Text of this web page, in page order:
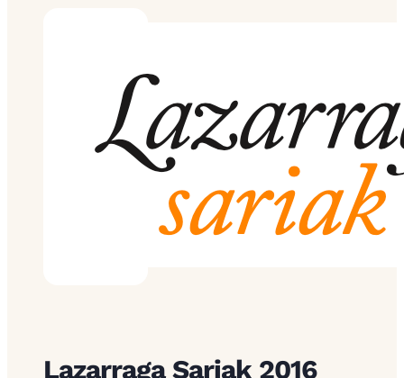
Lazarraga Sariak 2016